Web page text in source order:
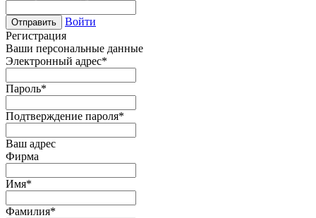
Отправить
Войти
Регистрация
Ваши персональные данные
Электронный адрес*
Пароль*
Подтверждение пароля*
Ваш адрес
Фирма
Имя*
Фамилия*